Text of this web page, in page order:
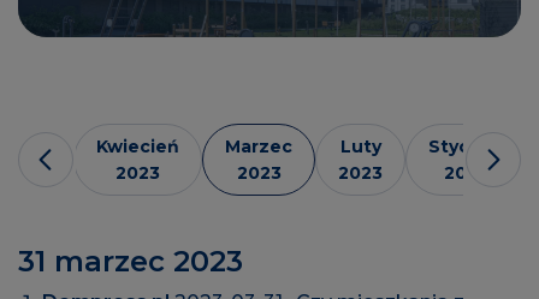
2023
Kwiecień
2023
Marzec
2023
Luty
2023
Styczeń
2023
31 marzec 2023